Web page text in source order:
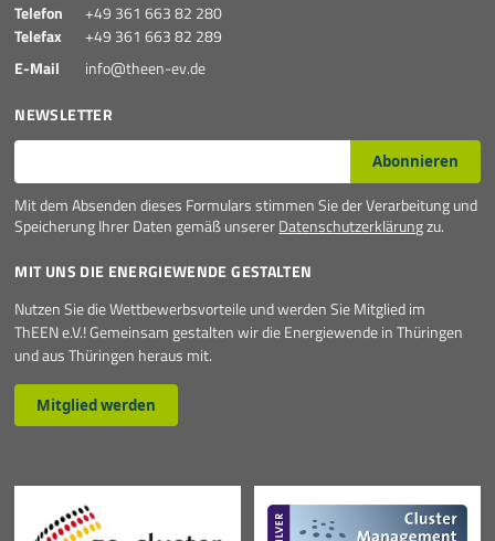
Telefon
+49 361 663 82 280
Telefax
+49 361 663 82 289
E-Mail
info@theen-ev.de
NEWSLETTER
E-Mail* Abonnieren
Mit dem Absenden dieses Formulars stimmen Sie der Verarbeitung und
Speicherung Ihrer Daten gemäß unsererDatenschutzerklärungzu.
MIT UNS DIE ENERGIEWENDE GESTALTEN
Nutzen Sie die Wettbewerbsvorteile und werden Sie Mitglied im
ThEEN e.V.! Gemeinsam gestalten wir die Energiewende in Thüringen
und aus Thüringen heraus mit.
Mitglied werden